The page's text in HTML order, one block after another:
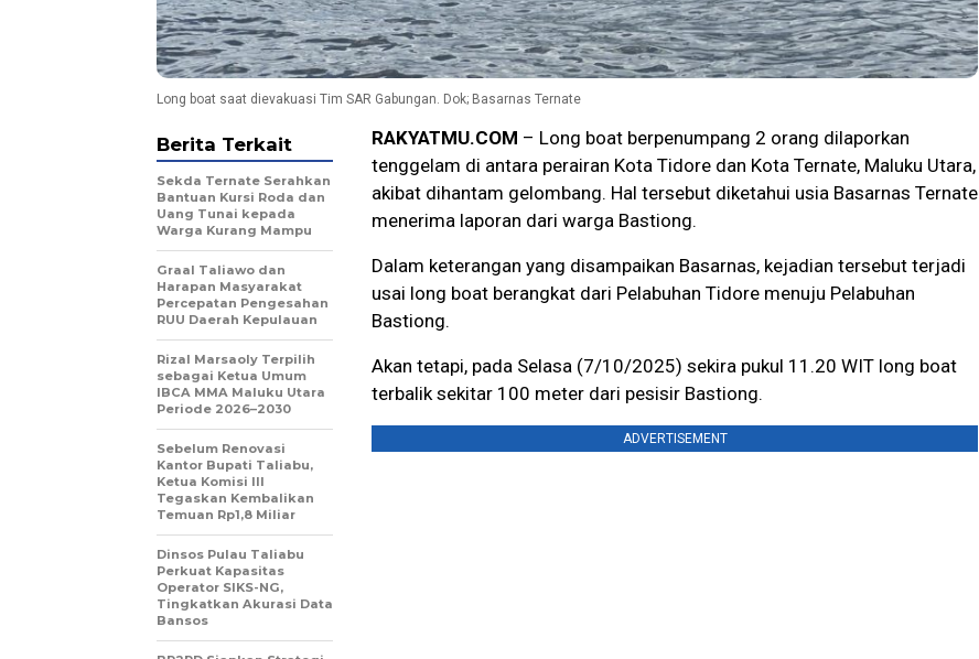
Long boat saat dievakuasi Tim SAR Gabungan. Dok; Basarnas Ternate
RAKYATMU.COM – Long boat berpenumpang 2 orang dilaporkan
tenggelam di antara perairan Kota Tidore dan Kota Ternate, Maluku Utara,
akibat dihantam gelombang. Hal tersebut diketahui usia Basarnas Ternate
menerima laporan dari warga Bastiong.
Dalam keterangan yang disampaikan Basarnas, kejadian tersebut terjadi
usai long boat berangkat dari Pelabuhan Tidore menuju Pelabuhan
Bastiong.
Akan tetapi, pada Selasa (7/10/2025) sekira pukul 11.20 WIT long boat
terbalik sekitar 100 meter dari pesisir Bastiong.
ADVERTISEMENT
Berita Terkait
Sekda Ternate Serahkan
Bantuan Kursi Roda dan
Uang Tunai kepada
Warga Kurang Mampu
Graal Taliawo dan
Harapan Masyarakat
Percepatan Pengesahan
RUU Daerah Kepulauan
Rizal Marsaoly Terpilih
sebagai Ketua Umum
IBCA MMA Maluku Utara
Periode 2026–2030
Sebelum Renovasi
Kantor Bupati Taliabu,
Ketua Komisi III
Tegaskan Kembalikan
Temuan Rp1,8 Miliar
Dinsos Pulau Taliabu
Perkuat Kapasitas
Operator SIKS-NG,
Tingkatkan Akurasi Data
Bansos